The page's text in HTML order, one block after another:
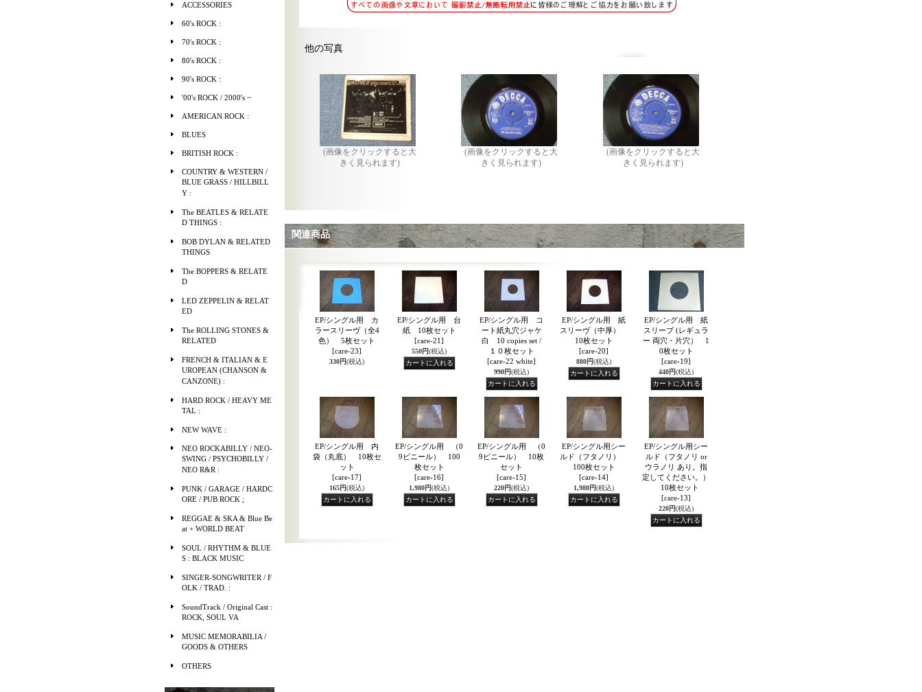
ACCESSORIES
60's ROCK :
70's ROCK :
80's ROCK :
90's ROCK :
'00's ROCK / 2000's ~
AMERICAN ROCK :
BLUES
BRITISH ROCK :
COUNTRY & WESTERN /
BLUE GRASS / HILLBILL
Y :
The BEATLES & RELATE
D THINGS :
BOB DYLAN & RELATED
THINGS
The BOPPERS & RELATE
D
LED ZEPPELIN & RELAT
ED
The ROLLING STONES &
RELATED
FRENCH & ITALIAN & E
UROPEAN (CHANSON &
CANZONE) :
HARD ROCK / HEAVY ME
TAL :
NEW WAVE :
NEO ROCKABILLY / NEO-
SWING / PSYCHOBILLY /
NEO R&R :
PUNK / GARAGE / HARDC
ORE / PUB ROCK ;
REGGAE & SKA & Blue Be
at + WORLD BEAT
SOUL / RHYTHM & BLUE
S : BLACK MUSIC
SINGER-SONGWRITER / F
OLK / TRAD. :
SoundTrack / Original Cast :
ROCK, SOUL VA
MUSIC MEMORABILIA /
GOODS & OTHERS
OTHERS
他の写真
(画像をクリックすると大
きく見られます)
(画像をクリックすると大
きく見られます)
(画像をクリックすると大
きく見られます)
関連商品
EP/シングル用 カ
ラースリーヴ（全4
色） 5枚セット
[care-23]
330円(税込)
EP/シングル用 台
紙 10枚セット
[care-21]
550円(税込)
EP/シングル用 コ
ート紙丸穴ジャケ
白 10 copies set /
１０枚セット
[care-22 white]
990円(税込)
EP/シングル用 紙
スリーヴ（中厚）
10枚セット
[care-20]
880円(税込)
EP/シングル用 紙
スリーブ (レギュラ
ー 両穴・片穴） 1
0枚セット
[care-19]
440円(税込)
EP/シングル用 内
袋（丸底） 10枚セ
ット
[care-17]
165円(税込)
EP/シングル用 （0
9ビニール） 100
枚セット
[care-16]
1,980円(税込)
EP/シングル用 （0
9ビニール） 10枚
セット
[care-15]
220円(税込)
EP/シングル用シー
ルド（フタノリ）
100枚セット
[care-14]
1,980円(税込)
EP/シングル用シー
ルド（フタノリ or
ウラノリ あり。指
定してください。）
10枚セット
[care-13]
220円(税込)